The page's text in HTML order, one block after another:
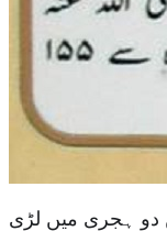
دو ہجری میں لڑی